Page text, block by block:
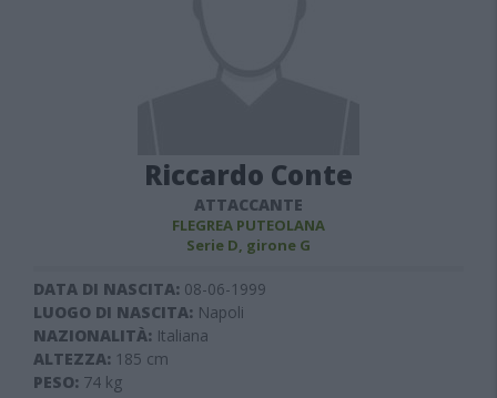
Riccardo Conte
ATTACCANTE
FLEGREA PUTEOLANA
Serie D, girone G
DATA DI NASCITA: 08-06-1999
LUOGO DI NASCITA: Napoli
NAZIONALITÀ: Italiana
ALTEZZA: 185 cm
PESO: 74 kg